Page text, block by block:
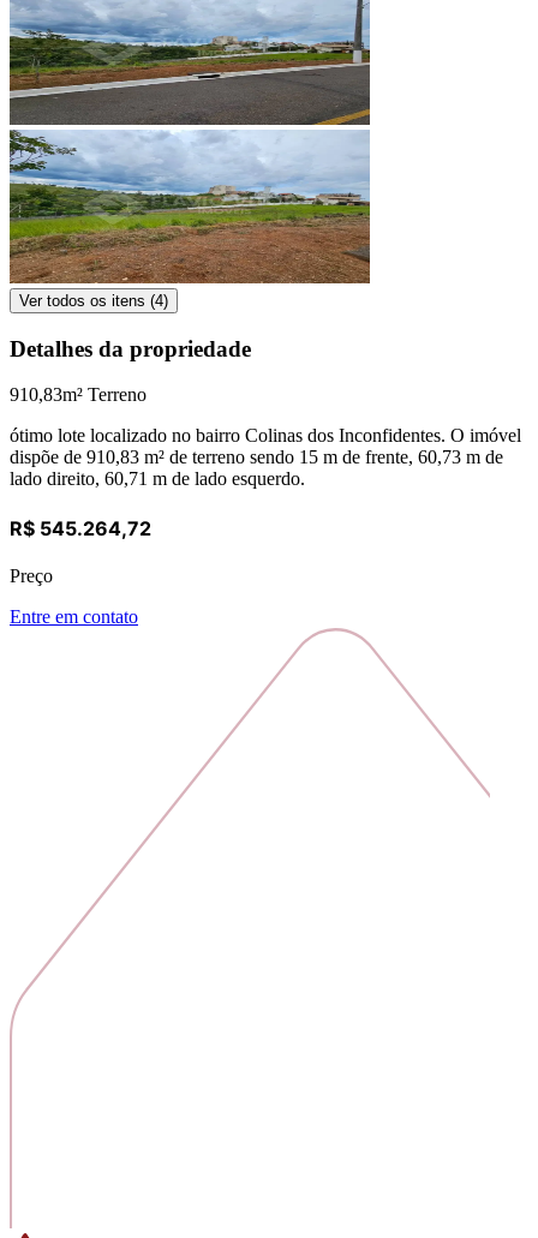
Ver todos os itens (4)
Detalhes da propriedade
910,83m² Terreno
ótimo lote localizado no bairro Colinas dos Inconfidentes. O imóvel
dispõe de 910,83 m² de terreno sendo 15 m de frente, 60,73 m de
lado direito, 60,71 m de lado esquerdo.
R$ 545.264,72
Preço
Entre em contato